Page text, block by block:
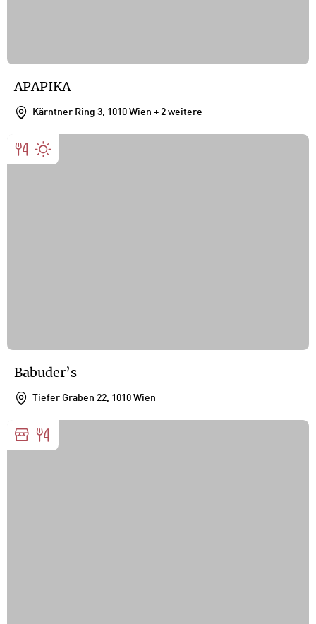
APAPIKA
Kärntner Ring 3, 1010 Wien + 2 weitere
Babuder’s
Tiefer Graben 22, 1010 Wien